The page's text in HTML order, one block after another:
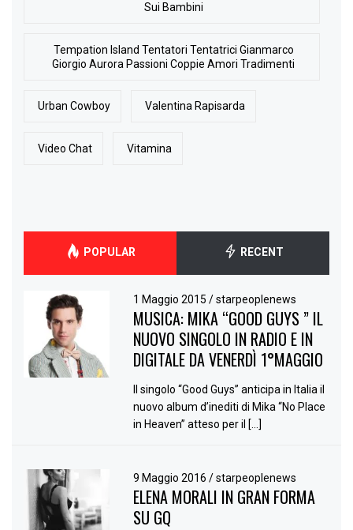
Sui Bambini
Tempation Island Tentatori Tentatrici Gianmarco
Giorgio Aurora Passioni Coppie Amori Tradimenti
Urban Cowboy Valentina Rapisarda
Video Chat Vitamina
POPULAR RECENT
1 Maggio 2015/ starpeoplenews
MUSICA: MIKA “GOOD GUYS ” IL
NUOVO SINGOLO IN RADIO E IN
DIGITALE DA VENERDÌ 1°MAGGIO
Il singolo “Good Guys” anticipa in Italia il
nuovo album d’inediti di Mika “No Place
in Heaven” atteso per il […]
9 Maggio 2016/ starpeoplenews
ELENA MORALI IN GRAN FORMA
SU GQ